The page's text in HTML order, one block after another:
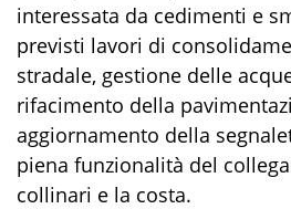
interessata da cedimenti e
previsti lavori di
stradale, gestione delle
rifacimento della
aggiornamento della
piena funzionalità del
collinari e la costa.